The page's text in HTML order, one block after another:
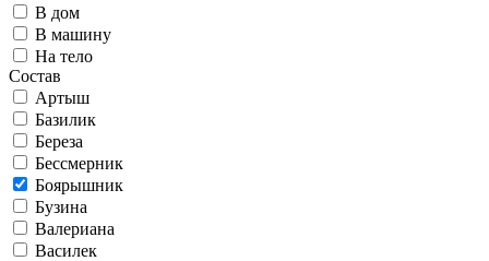
В дом
В машину
На тело
Состав
Артыш
Базилик
Береза
Бессмерник
Боярышник
Бузина
Валериана
Василек